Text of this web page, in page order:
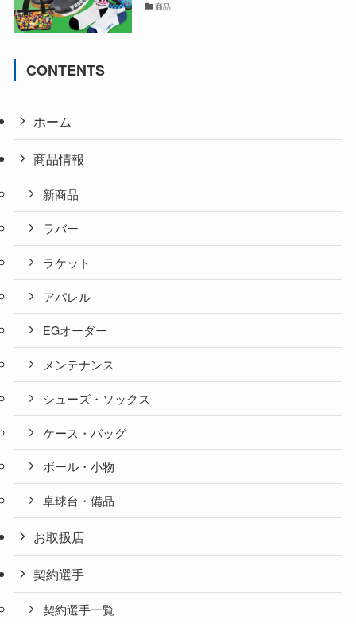
商品
CONTENTS
ホーム
商品情報
新商品
ラバー
ラケット
アパレル
EGオーダー
メンテナンス
シューズ・ソックス
ケース・バッグ
ボール・小物
卓球台・備品
お取扱店
契約選手
契約選手一覧